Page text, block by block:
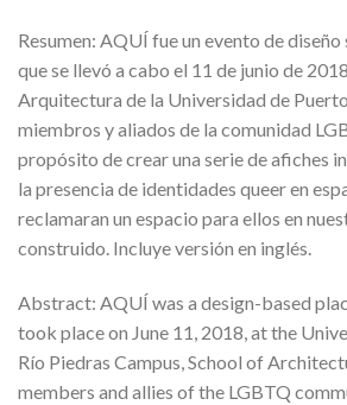
Resumen: AQUÍ fue un evento de
que se llevó a cabo el 11 de junio de
Arquitectura de la Universidad de
miembros y aliados de la comunidad
propósito de crear una serie de afiches
la presencia de identidades queer en
reclamaran un espacio para ellos en
construido. Incluye versión en inglés.
Abstract: AQUÍ was a design-based
took place on June 11, 2018, at the
Río Piedras Campus, School of
members and allies of the LGBTQ